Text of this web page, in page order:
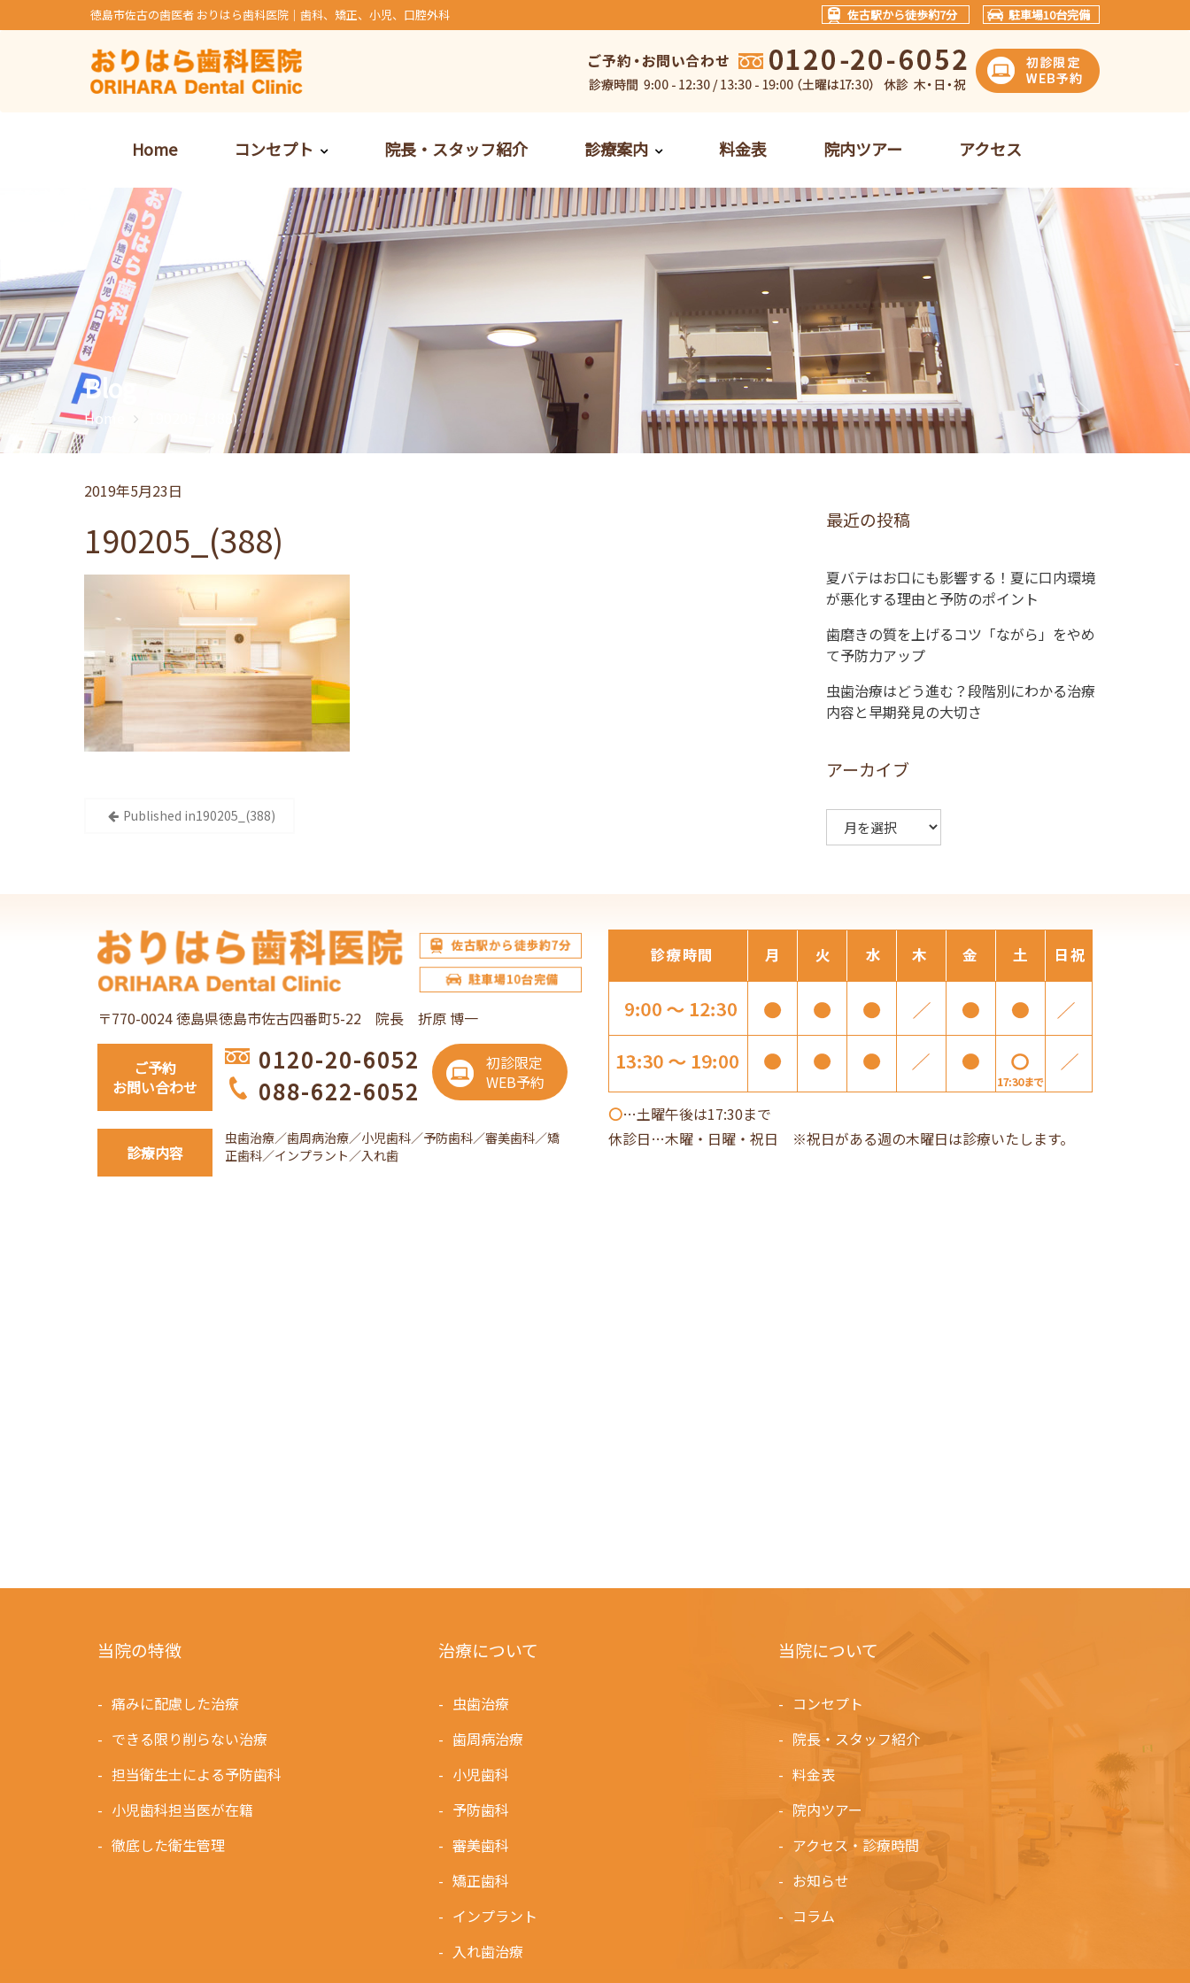
to
徳島市佐古の歯医者 おりはら歯科医院｜歯科、矯正、小児、口腔外科 佐古駅から徒歩約7分 駐車場10台完備
Home コンセプト 院長・スタッフ紹介 診療案内 料金表 院内ツアー アクセス
Blog
Home 190205_(388)
2019年5月23日
190205_(388)
ビ
ゲ
ー
シ
ン
Published in190205_(388)
最近の投稿
夏バテはお口にも影響する！夏に口内環境
が悪化する理由と予防のポイント
歯磨きの質を上げるコツ「ながら」をやめ
て予防力アップ
虫歯治療はどう進む？段階別にわかる治療
内容と早期発見の大切さ
アーカイブ
ー
〒770-0024 徳島県徳島市佐古四番町5-22 院長 折原 博一
ご予約
お問い合わせ
0120-20-6052
088-622-6052
初診限定
WEB予約
診療内容
虫歯治療／歯周病治療／小児歯科／予防歯科／審美歯科／矯
正歯科／インプラント／入れ歯
〇…土曜午後は17:30まで
休診日…木曜・日曜・祝日 ※祝日がある週の木曜日は診療いたします。
当院の特徴
痛みに配慮した治療
できる限り削らない治療
担当衛生士による予防歯科
小児歯科担当医が在籍
徹底した衛生管理
治療について
虫歯治療
歯周病治療
小児歯科
予防歯科
審美歯科
矯正歯科
インプラント
入れ歯治療
当院について
コンセプト
院長・スタッフ紹介
料金表
院内ツアー
アクセス・診療時間
お知らせ
コラム